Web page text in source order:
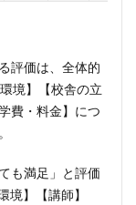
評価は、全体的
境】【校舎の立
費・料金】につ
も満足」と評価
境】【講師】